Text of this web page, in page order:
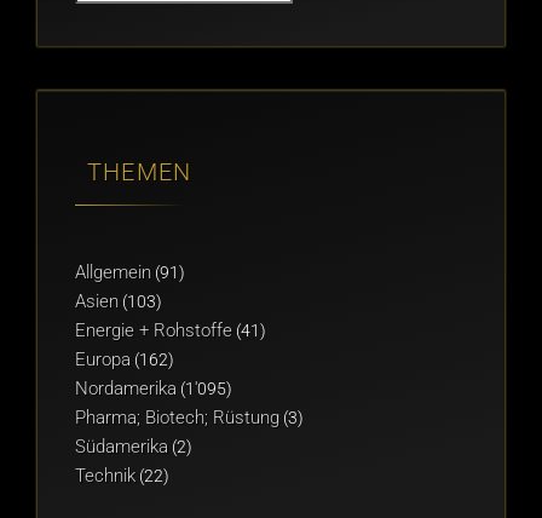
THEMEN
Allgemein (91)
Asien (103)
Energie + Rohstoffe (41)
Europa (162)
Nordamerika (1'095)
Pharma; Biotech; Rüstung (3)
Südamerika (2)
Technik (22)